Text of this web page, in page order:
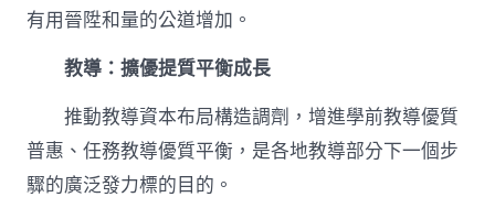
有用晉陞和量的公道增加。
教導：擴優提質平衡成長
推動教導資本布局構造調劑，增進學前教導優質
普惠、任務教導優質平衡，是各地教導部分下一個步
驟的廣泛發力標的目的。